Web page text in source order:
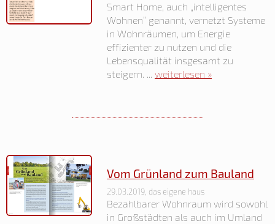
Smart Home, auch „intelligentes
Wohnen“ genannt, vernetzt Systeme
in Wohnräumen, um Energie
effizienter zu nutzen und die
Lebensqualität insgesamt zu
steigern. ... weiterlesen »
Vom Grünland zum Bauland
29.03.2019, das eigene haus
Bezahlbarer Wohnraum wird sowohl
in Großstädten als auch im Umland